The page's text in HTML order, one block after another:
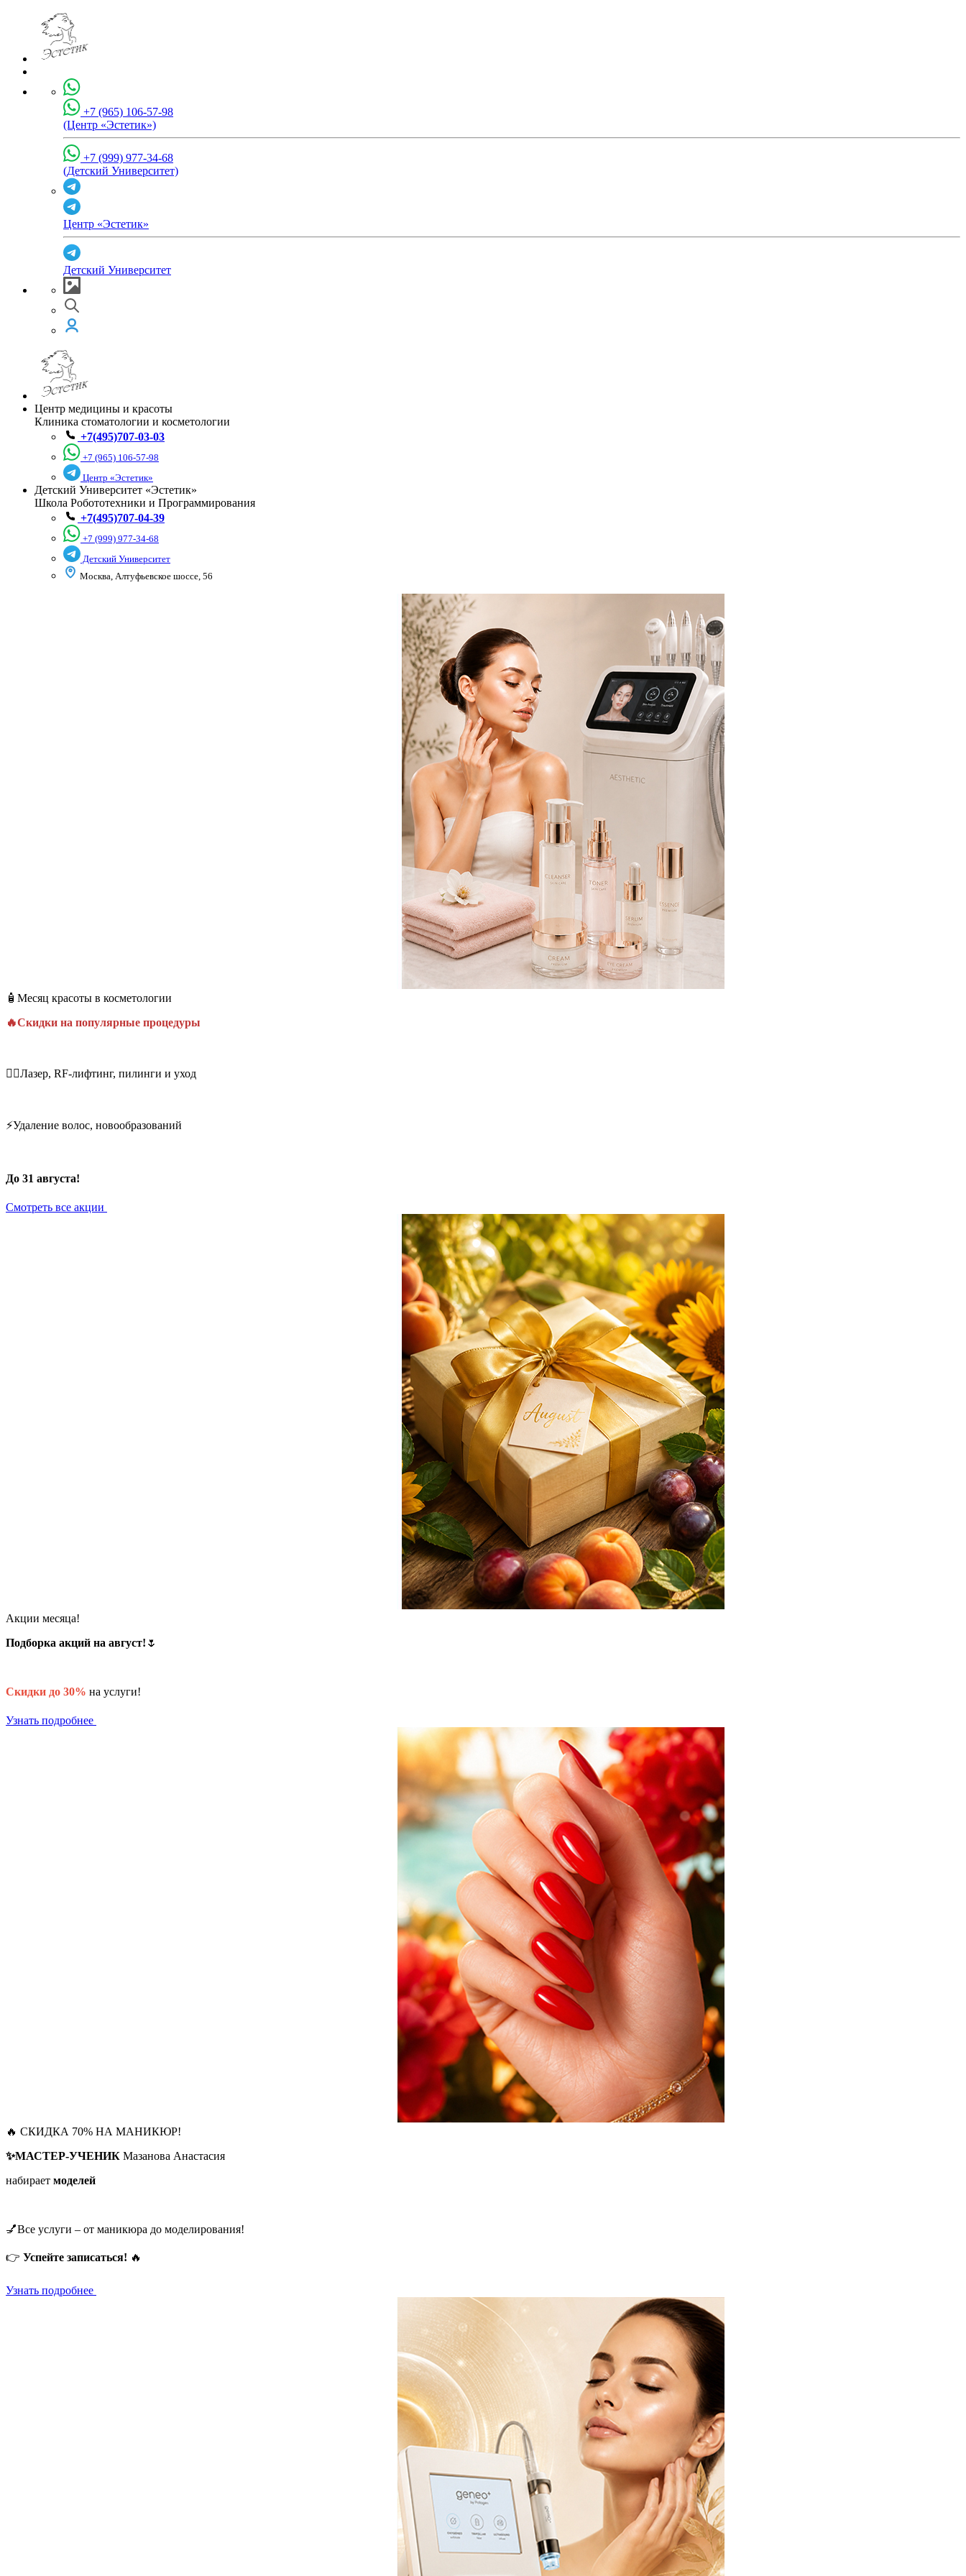
+7 (965) 106-57-98
(Центр «Эстетик»)
+7 (999) 977-34-68
(Детский Университет)
Центр «Эстетик»
Детский Университет
Центр медицины и красоты
Клиника стоматологии и косметологии
+7(495)707-03-03
+7 (965) 106-57-98
Центр «Эстетик»
Детский Университет «Эстетик»
Школа Робототехники и Программирования
+7(495)707-04-39
+7 (999) 977-34-68
Детский Университет
Москва, Алтуфьевское шоссе, 56
🧴Месяц красоты в косметологии
🔥Скидки на популярные процедуры
💆‍♀️Лазер, RF-лифтинг, пилинги и уход
⚡Удаление волос, новообразований
До 31 августа!
Смотреть все акции
Акции месяца!
Подборка акций на август! 🌷
Скидки до 30% на услуги!
Узнать подробнее
🔥 СКИДКА 70% НА МАНИКЮР!
✨МАСТЕР-УЧЕНИК Мазанова Анастасия
набирает моделей
💅Все услуги – от маникюра до моделирования!
👉 Успейте записаться! 🔥
Узнать подробнее